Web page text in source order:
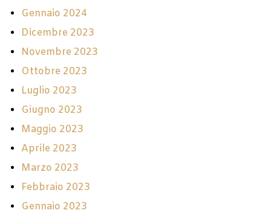
Gennaio 2024
Dicembre 2023
Novembre 2023
Ottobre 2023
Luglio 2023
Giugno 2023
Maggio 2023
Aprile 2023
Marzo 2023
Febbraio 2023
Gennaio 2023